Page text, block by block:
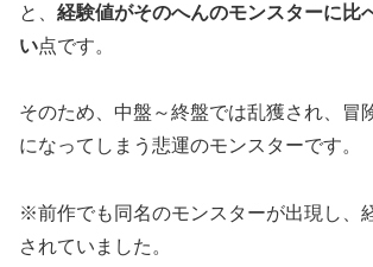
と、 経験値がそのへんのモンスターに比
い点です。
そのため、中盤～終盤では乱獲され、冒
になってしまう悲運のモンスターです。
※前作でも同名のモンスターが出現し、
されていました。